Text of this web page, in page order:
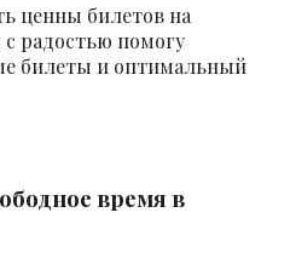
ценны билетов на
с радостью помогу
билеты и оптимальный
время в